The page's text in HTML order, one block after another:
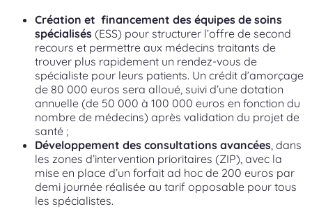
Création et financement des équipes de soins
spécialisés (ESS) pour structurer l’offre de second
recours et permettre aux médecins traitants de
trouver plus rapidement un rendez-vous de
spécialiste pour leurs patients. Un crédit d’amorçage
de 80 000 euros sera alloué, suivi d’une dotation
annuelle (de 50 000 à 100 000 euros en fonction du
nombre de médecins) après validation du projet de
santé ;
Développement des consultations avancées, dans
les zones d’intervention prioritaires (ZIP), avec la
mise en place d’un forfait ad hoc de 200 euros par
demi journée réalisée au tarif opposable pour tous
les spécialistes.